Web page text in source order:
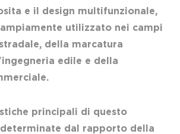
e il design multifunzionale,
utilizzato nei campi
della marcatura
edile e della
principali di questo
dal rapporto della